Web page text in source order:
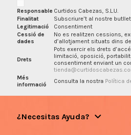
Responsable Curtidos Cabezas, S.L.U.
Finalitat
Subscriure’t al nostre
Legitimació
Consentiment
Cessió de
dades
No es realitzen cessions,
d’allotjament situats dins de
Drets
Pots exercir els drets
limitació, oposició,
consentiment enviant un
Més
informació
Consulta la nostra Política
¿Necesitas Ayuda?